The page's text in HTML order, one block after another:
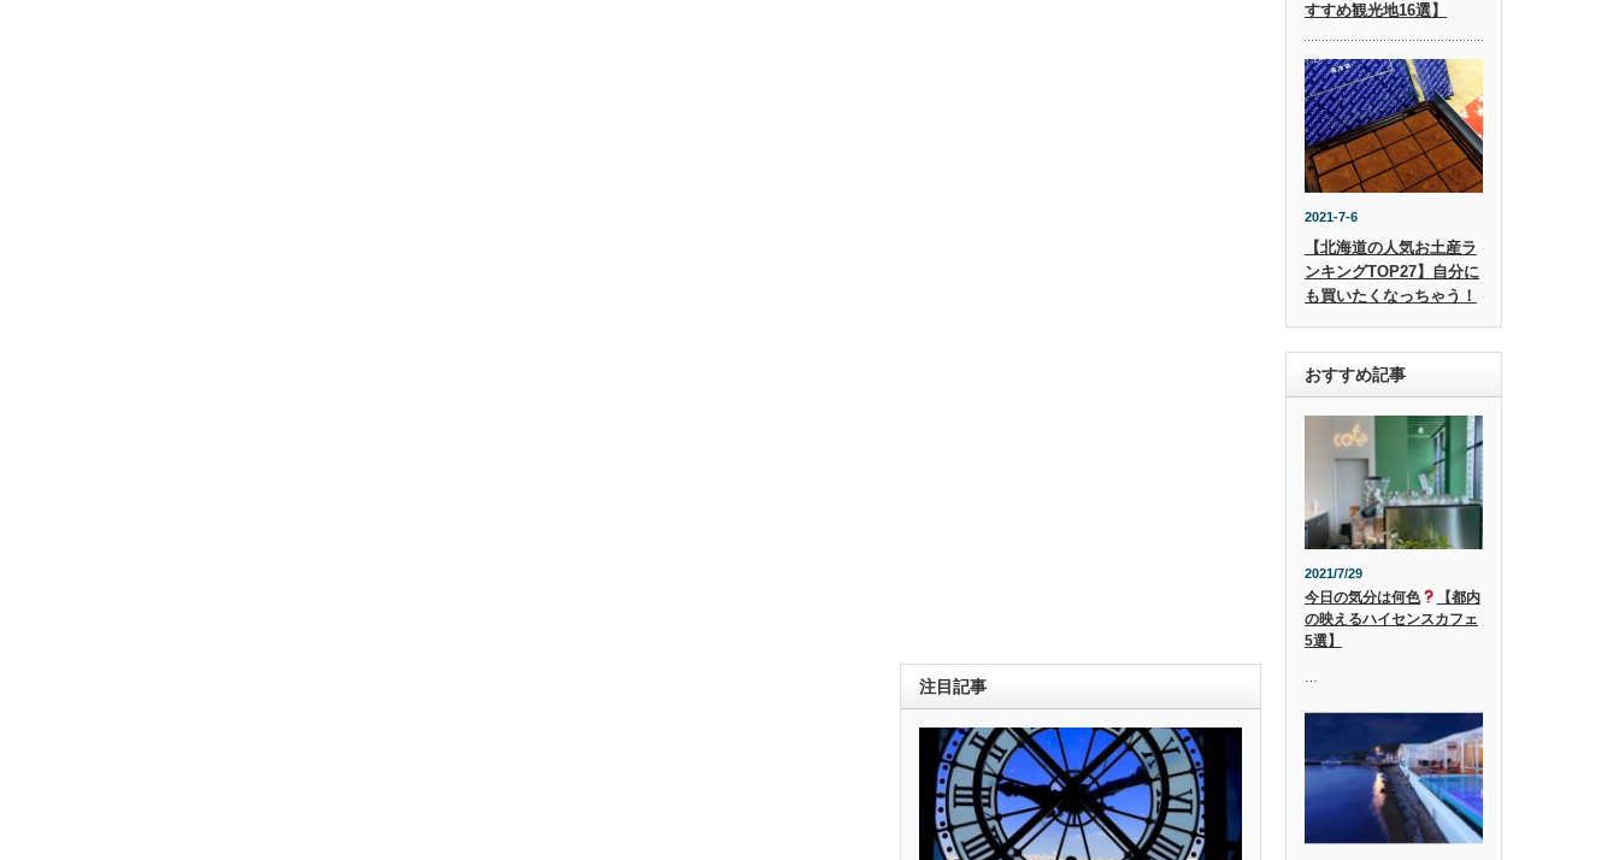
注目記事
すすめ観光地16選】
2021-7-6
【北海道の人気お土産ラ
ンキングTOP27】自分に
も買いたくなっちゃう！
おすすめ記事
2021/7/29
今日の気分は何色
【都内
の映えるハイセンスカフェ
5選】